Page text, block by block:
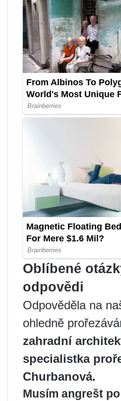
Oblíbené
odpovědi
Odpověděla na
ohledně
zahradní
specialistka
Churbanová.
Musím angrešt